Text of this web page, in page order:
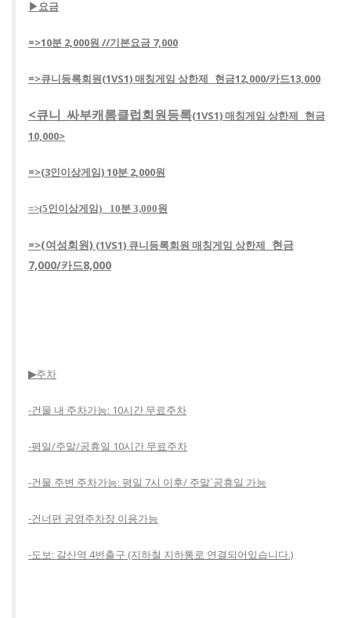
▶요금
=>10분 2,000원 //기본요금 7,000
=>큐니등록회원(1VS1) 매칭게임 상한제_ 현금12,000/카드13,000
<큐니_싸부캐롬클럽회원등록(1VS1) 매칭게임 상한제_ 현금
10,000>
=>(3인이상게임) 10분 2,000원
=>(5인이상게임)_ 10분 3,000원
=>(여성회원) (1VS1) 큐니등록회원 매칭게임 상한제_ 현금
7,000/카드8,000
▶주차
-건물 내 주차가능: 10시간 무료주차
-평일/주말/공휴일 10시간 무료주차
-건물 주변 주차가능: 평일 7시 이후/ 주말`공휴일 가능
-건너편 공영주차장 이용가능
-도보: 갈산역 4번출구 (지하철 지하통로 연결되어있습니다.)